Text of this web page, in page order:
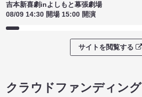
吉本新喜劇inよしもと幕張劇場
08/09 14:30 開場 15:00 開演
サイトを閲覧する
クラウドファンディング